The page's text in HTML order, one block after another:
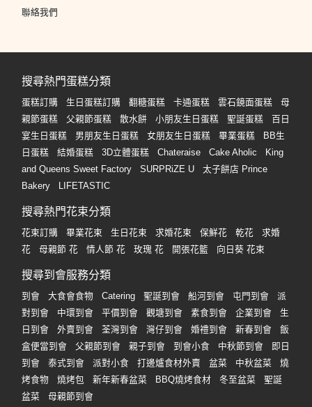
聯絡我們
搜尋熱門蛋糕分類
蛋糕訂購 生日蛋糕訂購 翻糖蛋糕 卡通蛋糕 雲石鏡面蛋糕
母
親節蛋糕
父親節蛋糕 散水餅 小朋友生日蛋糕 聖誕蛋糕
百日
宴生日蛋糕
男朋友生日蛋糕 女朋友生日蛋糕 畢業蛋糕
BB生
日蛋糕
結婚蛋糕 3D立體蛋糕 Chateraise Cake Aholic
King
and Queens Sweet Factory
SURPRiZE U
太子餅店 Prince
Bakery
LIFETASTIC
搜尋熱門花束分類
花束訂購 畢業花束 生日花束 求婚花束 保鮮花 乾花
求婚
花
母親節 花 情人節 花 玫瑰 花 開張花籃 向日葵 花束
搜尋到會服務分類
到會 大食會食物 Catering 聖誕到會 船河到會 屯門到會
派
對到會
中環到會 平價到會 觀塘到會 素食到會 企業到會
生
日到會
外賣到會 荃灣到會 灣仔到會 婚禮到會 新春到會
飯
盒便當到會
父親節到會 親子到會 到會小食 中秋節到會
即日
到會
泰式到會 派對小食 打邊爐食材外賣 盆菜 中秋盆菜
燒
烤食物
燒烤包 新年新春盆菜 BBQ燒烤食材 冬至盆菜
聖誕
盆菜
母親節到會